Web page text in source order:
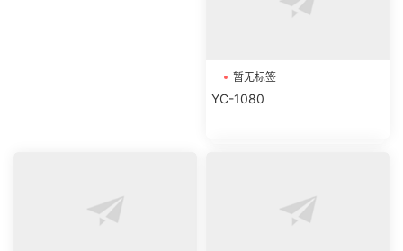
暂无标签
YC-1080